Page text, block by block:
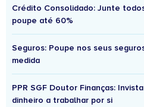
Crédito Consolidado: Junte
poupe até 60%
Seguros: Poupe nos seus
medida
PPR SGF Doutor Finanças:
dinheiro a trabalhar por si